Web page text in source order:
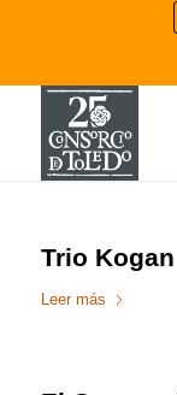
Trio Kogan
Leer más